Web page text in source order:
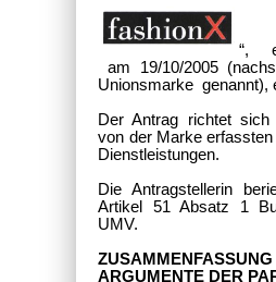
“,
am 19/10/2005
Unionsmarke genannt),
Der Antrag richtet sich
von der Marke erfassten
Dienstleistungen.
Die Antragstellerin
Artikel 51 Absatz 1
UMV.
ZUSAMMENFASSUNG
ARGUMENTE DER